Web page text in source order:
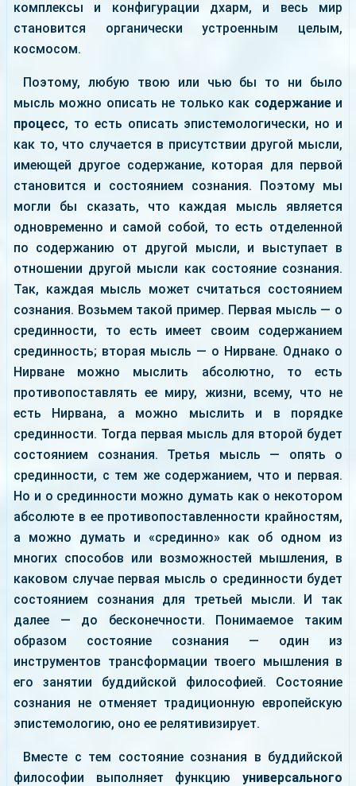
комплексы и конфигурации дхарм, и весь мир
становится органически устроенным целым,
космосом.
Поэтому, любую твою или чью бы то ни было
мысль можно описать не только как содержаниеи
процесс, то есть описать эпистемологически, но и
как то, что случается в присутствии другой мысли,
имеющей другое содержание, которая для первой
становится и состоянием сознания. Поэтому мы
могли бы сказать, что каждая мысль является
одновременно и самой собой, то есть отделенной
по содержанию от другой мысли, и выступает в
отношении другой мысли как состояние сознания.
Так, каждая мысль может считаться состоянием
сознания. Возьмем такой пример. Первая мысль — о
срединности, то есть имеет своим содержанием
срединность; вторая мысль — о Нирване. Однако о
Нирване можно мыслить абсолютно, то есть
противопоставлять ее миру, жизни, всему, что не
есть Нирвана, а можно мыслить и в порядке
срединности. Тогда первая мысль для второй будет
состоянием сознания. Третья мысль — опять о
срединности, с тем же содержанием, что и первая.
Но и о срединности можно думать как о некотором
абсолюте в ее противопоставленности крайностям,
а можно думать и «срединно» как об одном из
многих способов или возможностей мышления, в
каковом случае первая мысль о срединности будет
состоянием сознания для третьей мысли. И так
далее — до бесконечности. Понимаемое таким
образом состояние сознания — один из
инструментов трансформации твоего мышления в
его занятии буддийской философией. Состояние
сознания не отменяет традиционную европейскую
эпистемологию, оно ее релятивизирует.
Вместе с тем состояние сознания в буддийской
философии выполняет функцию универсального